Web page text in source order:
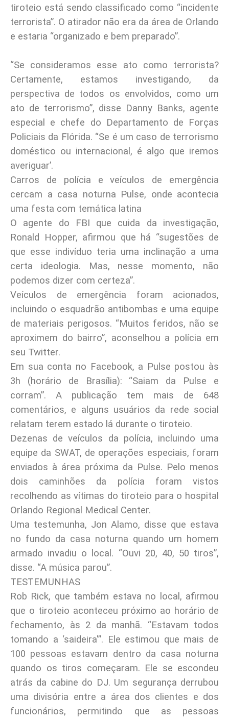
tiroteio está sendo classificado como “incidente
terrorista”. O atirador não era da área de Orlando
e estaria “organizado e bem preparado”.
“Se consideramos esse ato como terrorista?
Certamente, estamos investigando, da
perspectiva de todos os envolvidos, como um
ato de terrorismo”, disse Danny Banks, agente
especial e chefe do Departamento de Forças
Policiais da Flórida. “Se é um caso de terrorismo
doméstico ou internacional, é algo que iremos
averiguar’.
Carros de polícia e veículos de emergência
cercam a casa noturna Pulse, onde acontecia
uma festa com temática latina
O agente do FBI que cuida da investigação,
Ronald Hopper, afirmou que há “sugestões de
que esse indivíduo teria uma inclinação a uma
certa ideologia. Mas, nesse momento, não
podemos dizer com certeza”.
Veículos de emergência foram acionados,
incluindo o esquadrão antibombas e uma equipe
de materiais perigosos. “Muitos feridos, não se
aproximem do bairro”, aconselhou a polícia em
seu Twitter.
Em sua conta no Facebook, a Pulse postou às
3h (horário de Brasília): “Saiam da Pulse e
corram”. A publicação tem mais de 648
comentários, e alguns usuários da rede social
relatam terem estado lá durante o tiroteio.
Dezenas de veículos da polícia, incluindo uma
equipe da SWAT, de operações especiais, foram
enviados à área próxima da Pulse. Pelo menos
dois caminhões da polícia foram vistos
recolhendo as vítimas do tiroteio para o hospital
Orlando Regional Medical Center.
Uma testemunha, Jon Alamo, disse que estava
no fundo da casa noturna quando um homem
armado invadiu o local. “Ouvi 20, 40, 50 tiros”,
disse. “A música parou”.
TESTEMUNHAS
Rob Rick, que também estava no local, afirmou
que o tiroteio aconteceu próximo ao horário de
fechamento, às 2 da manhã. “Estavam todos
tomando a ‘saideira'”. Ele estimou que mais de
100 pessoas estavam dentro da casa noturna
quando os tiros começaram. Ele se escondeu
atrás da cabine do DJ. Um segurança derrubou
uma divisória entre a área dos clientes e dos
funcionários, permitindo que as pessoas